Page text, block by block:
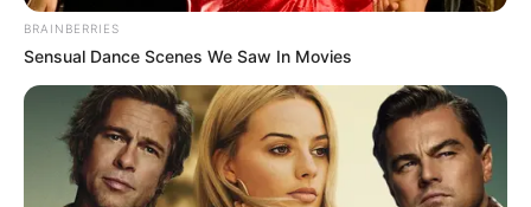
BRAINBERRIES
Sensual Dance Scenes We Saw In Movies